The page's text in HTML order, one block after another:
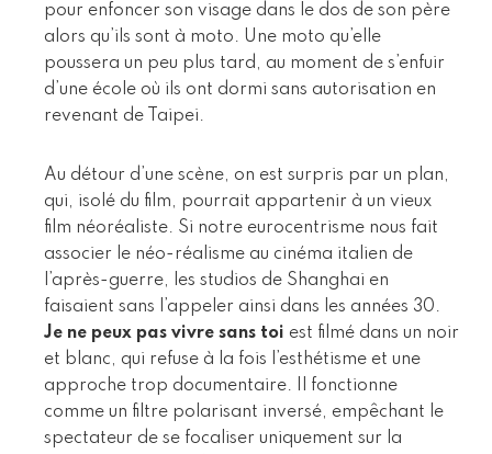
pour enfoncer son visage dans le dos de son père
alors qu’ils sont à moto. Une moto qu’elle
poussera un peu plus tard, au moment de s’enfuir
d’une école où ils ont dormi sans autorisation en
revenant de Taipei.
Au détour d’une scène, on est surpris par un plan,
qui, isolé du film, pourrait appartenir à un vieux
film néoréaliste. Si notre eurocentrisme nous fait
associer le néo-réalisme au cinéma italien de
l’après-guerre, les studios de Shanghai en
faisaient sans l’appeler ainsi dans les années 30.
Je ne peux pas vivre sans toi est filmé dans un noir
et blanc, qui refuse à la fois l’esthétisme et une
approche trop documentaire. Il fonctionne
comme un filtre polarisant inversé, empêchant le
spectateur de se focaliser uniquement sur la